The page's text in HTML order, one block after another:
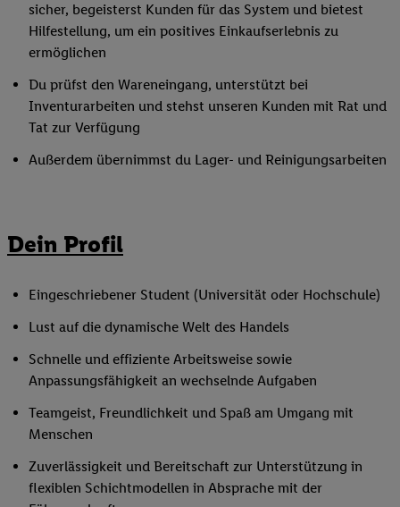
sicher, begeisterst Kunden für das System und bietest
Hilfestellung, um ein positives Einkaufserlebnis zu
ermöglichen
Du prüfst den Wareneingang, unterstützt bei
Inventurarbeiten und stehst unseren Kunden mit Rat und
Tat zur Verfügung
Außerdem übernimmst du Lager- und Reinigungsarbeiten
Dein Profil
Eingeschriebener Student (Universität oder Hochschule)
Lust auf die dynamische Welt des Handels
Schnelle und effiziente Arbeitsweise sowie
Anpassungsfähigkeit an wechselnde Aufgaben
Teamgeist, Freundlichkeit und Spaß am Umgang mit
Menschen
Zuverlässigkeit und Bereitschaft zur Unterstützung in
flexiblen Schichtmodellen in Absprache mit der